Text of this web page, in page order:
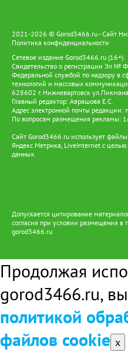
обеспечивают работу
освещения и бытовых
инфраструктура становится
поддержки коренных народов
услугам до развития
культурного наследия.
сочетать современные
жизни ханты и манси, давая
на земле предков и вести
2021-2026 © Gorod3466.ru - Сайт
Политика конфиденциальности
Сетевое издание Gorod3466.ru (16+).
Свидетельство о регистрации Эл
Федеральной службой по надзору в
технологий и массовых
628602 г. Нижневартовск
Главный редактор: Аврашова Е.С.
Адрес электронной почты редакции:
По вопросам размещения рекламы:
Сайт Gorod3466.ru использует
Яндекс.Метрика, LiveInternet с целью
данных.
Допускается цитирование
согласия при условии размещения в
gorod3466.ru
Продолжая
gorod3466.ru,
политикой
файлов cookie x